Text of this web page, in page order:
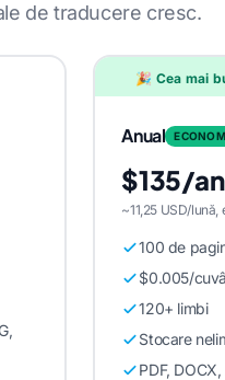
de traducere cresc.
🎉 Cea mai
Anual
$135/an
~11,25 USD/
100 de
$0.005/
120+ limbi
Stocare
PDF,